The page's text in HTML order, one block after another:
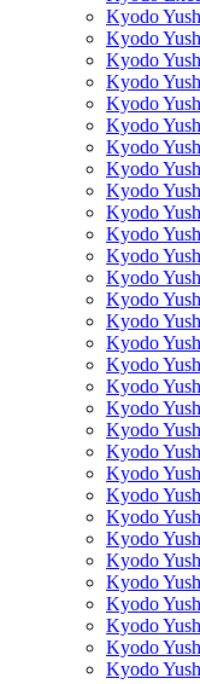
Kyodo
Kyodo
Kyodo
Kyodo
Kyodo
Kyodo
Kyodo
Kyodo
Kyodo
Kyodo
Kyodo
Kyodo
Kyodo
Kyodo
Kyodo
Kyodo
Kyodo
Kyodo
Kyodo
Kyodo
Kyodo
Kyodo
Kyodo
Kyodo
Kyodo
Kyodo
Kyodo
Kyodo
Kyodo
Kyodo
Kyodo